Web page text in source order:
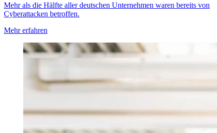
Mehr als die Hälfte aller deutschen Unternehmen waren bereits von
Cyberattacken betroffen.
Mehr erfahren